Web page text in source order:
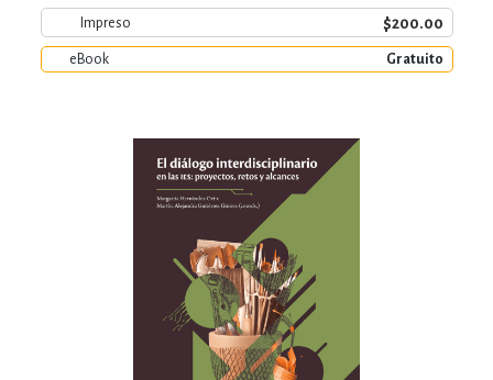
Impreso $200.00
eBook Gratuito